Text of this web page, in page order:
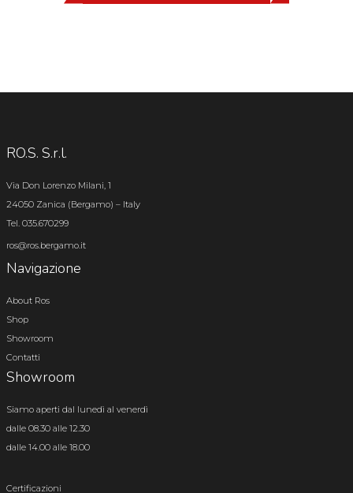
RO.S. S.r.l.
Via Don Lorenzo Milani, 1
24050 Zanica (Bergamo) – Italy
Tel. 035.670299
ros@ros.bergamo.it
Navigazione
About Ros
Shop
Showroom
Contatti
Showroom
Siamo aperti dal lunedì al venerdì
dalle 08.30 alle 12.30
dalle 14.00 alle 18.00
Certificazioni